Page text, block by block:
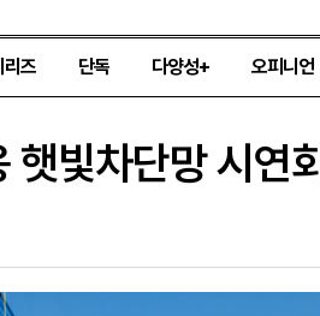
리즈 단독 다양성+ 오피니언
빛차단망 시연회